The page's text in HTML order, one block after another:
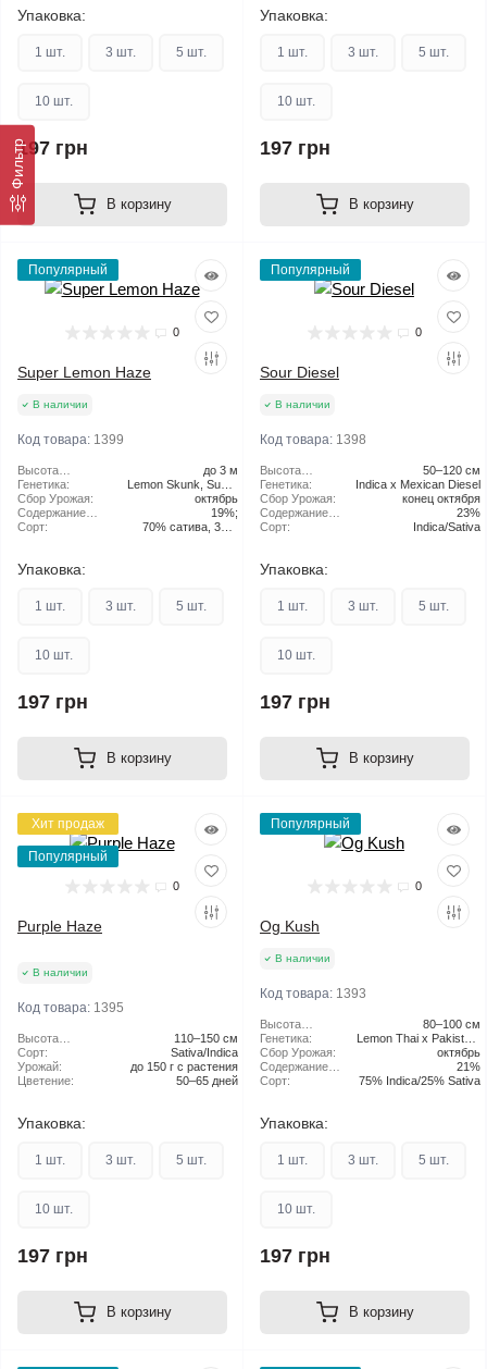
Фильтр
Упаковка:
1 шт. 3 шт. 5 шт.
10 шт.
197 грн
В корзину
Упаковка:
1 шт. 3 шт. 5 шт.
10 шт.
197 грн
В корзину
Популярный
0
Super Lemon Haze
В наличии
Код товара: 1399
Высота
растения:
до 3 м
Генетика:
Lemon Skunk, Super
Silver Haze;
Сбор Урожая:
октябрь
Содержание
ТГК:
19%;
Сорт:
70% сатива, 30%
Упаковка:
1 шт. 3 шт. 5 шт.
10 шт.
197 грн
В корзину
Популярный
0
Sour Diesel
В наличии
Код товара: 1398
Высота
растения:
50–120 см
Генетика:
Indica x Mexican Diesel
Сбор Урожая:
конец октября
Содержание
ТГК:
23%
Сорт:
Indica/Sativa
Упаковка:
1 шт. 3 шт. 5 шт.
10 шт.
197 грн
В корзину
Хит продаж
Популярный
0
Purple Haze
В наличии
Код товара: 1395
Высота
растения:
110–150 см
Сорт:
Sativa/Indica
Урожай:
до 150 г с растения
Цветение:
50–65 дней
Упаковка:
1 шт. 3 шт. 5 шт.
10 шт.
197 грн
В корзину
Популярный
0
Og Kush
В наличии
Код товара: 1393
Высота
растения:
80–100 см
Генетика:
Lemon Thai x Pakistaní
x ChemDog
Сбор Урожая:
октябрь
Содержание
ТГК:
21%
Сорт:
75% Indica/25% Sativa
Упаковка:
1 шт. 3 шт. 5 шт.
10 шт.
197 грн
В корзину